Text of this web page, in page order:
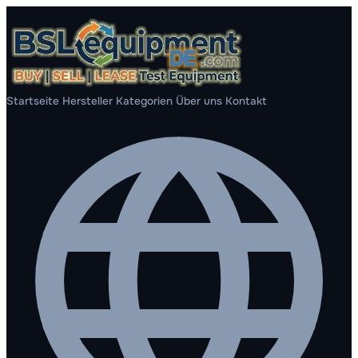
Startseite Hersteller Kategorien Über uns Kontakt